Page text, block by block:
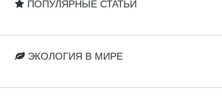
ПОПУЛЯРНЫЕ СТАТЬИ
ЭКОЛОГИЯ В МИРЕ